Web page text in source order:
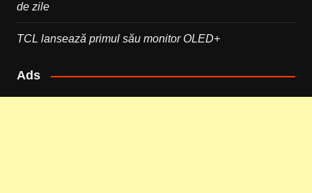
de zile
TCL lansează primul său monitor OLED+
Ads